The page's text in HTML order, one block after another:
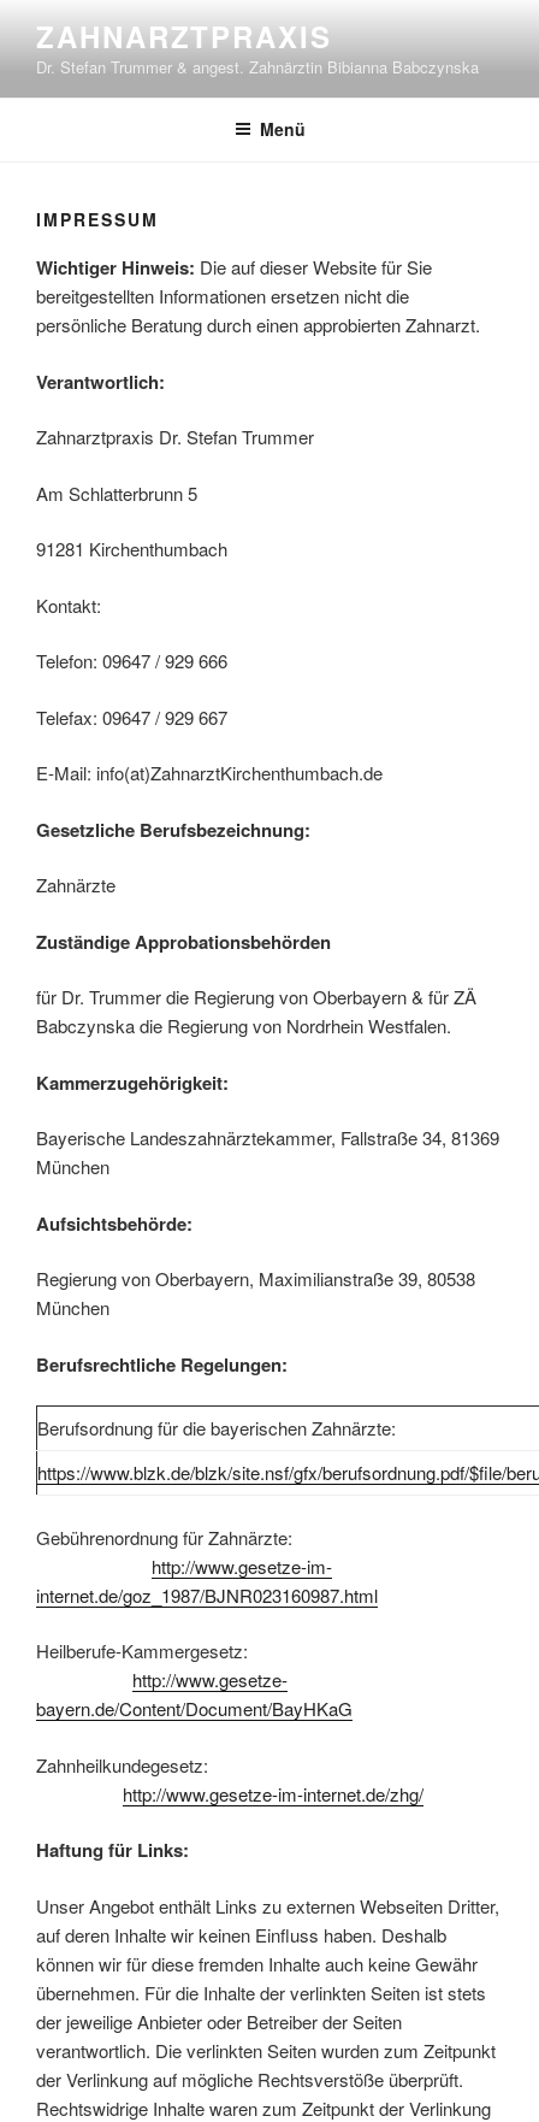
Inhalt
springen
ZAHNARZTPRAXIS
Dr. Stefan Trummer & angest. Zahnärztin Bibianna Babczynska
Menü
IMPRESSUM
Wichtiger Hinweis: Die auf dieser Website für Sie
bereitgestellten Informationen ersetzen nicht die
persönliche Beratung durch einen approbierten Zahnarzt.
Verantwortlich:
Zahnarztpraxis Dr. Stefan Trummer
Am Schlatterbrunn 5
91281 Kirchenthumbach
Kontakt:
Telefon: 09647 / 929 666
Telefax: 09647 / 929 667
E-Mail: info(at)ZahnarztKirchenthumbach.de
Gesetzliche Berufsbezeichnung:
Zahnärzte
Zuständige Approbationsbehörden
für Dr. Trummer die Regierung von Oberbayern & für ZÄ
Babczynska die Regierung von Nordrhein Westfalen.
Kammerzugehörigkeit:
Bayerische Landeszahnärztekammer, Fallstraße 34, 81369
München
Aufsichtsbehörde:
Regierung von Oberbayern, Maximilianstraße 39, 80538
München
Berufsrechtliche Regelungen:
Berufsordnung für die bayerischen Zahnärzte:
https://www.blzk.de/blzk/site.nsf/gfx/berufsordnung.pdf/$file/
Gebührenordnung für Zahnärzte:
http://www.gesetze-im-
internet.de/goz_1987/BJNR023160987.html
Heilberufe-Kammergesetz:
http://www.gesetze-
bayern.de/Content/Document/BayHKaG
Zahnheilkundegesetz:
http://www.gesetze-im-internet.de/zhg/
Haftung für Links:
Unser Angebot enthält Links zu externen Webseiten Dritter,
auf deren Inhalte wir keinen Einfluss haben. Deshalb
können wir für diese fremden Inhalte auch keine Gewähr
übernehmen. Für die Inhalte der verlinkten Seiten ist stets
der jeweilige Anbieter oder Betreiber der Seiten
verantwortlich. Die verlinkten Seiten wurden zum Zeitpunkt
der Verlinkung auf mögliche Rechtsverstöße überprüft.
Rechtswidrige Inhalte waren zum Zeitpunkt der Verlinkung